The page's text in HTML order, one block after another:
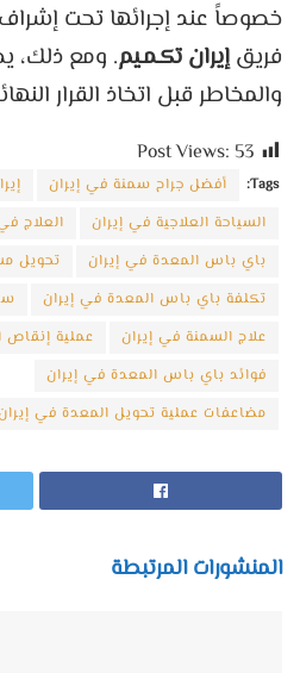
خصوصاً عند إجرائها تحت
فريق إيران تكـمـيم. ومع ذلك،
والمخاطر قبل اتخاذ القرار
Post Views: 53
Tags: أفضل جراح سمنة في إيران
السياحة العلاجية في إيران
العلاج
باي باس المعدة في إيران
تحويل
تكلفة باي باس المعدة في إيران
علاج السمنة في إيران
عملية إنقاص
فوائد باي باس المعدة في إيران
مضاعفات عملية تحويل المعدة في
المنشورات المرتبطة